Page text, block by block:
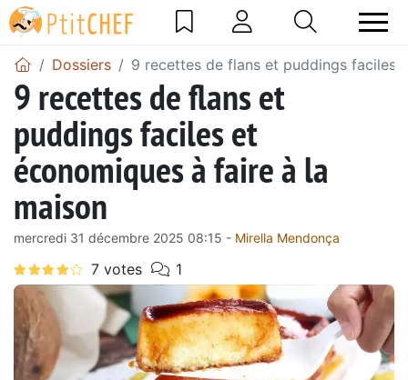
Dossiers 9 recettes de flans et puddings faciles
9 recettes de flans et
puddings faciles et
économiques à faire à la
maison
mercredi 31 décembre 2025 08:15 - Mirella Mendonça